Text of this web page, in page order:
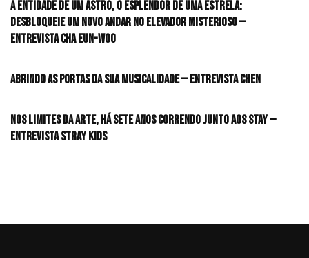
A entidade de um astro, o esplendor de uma estrela:
desbloqueie um novo andar no elevador misterioso —
Entrevista CHA EUN-WOO
Abrindo as portas da sua musicalidade — Entrevista CHEN
Nos limites da arte, há sete anos correndo junto aos STAY —
Entrevista Stray Kids